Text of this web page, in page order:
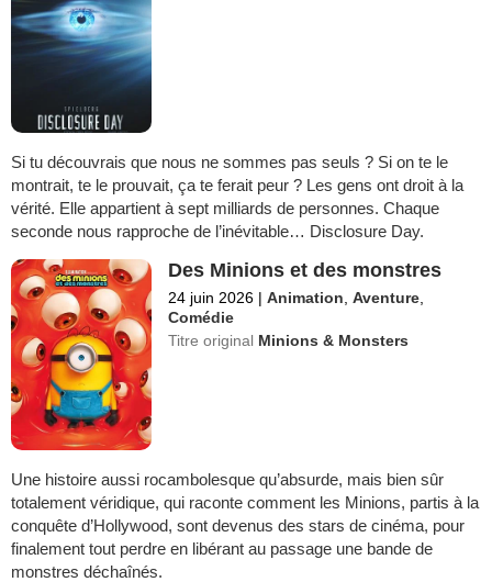
Si tu découvrais que nous ne sommes pas seuls ? Si on te le
montrait, te le prouvait, ça te ferait peur ? Les gens ont droit à la
vérité. Elle appartient à sept milliards de personnes. Chaque
seconde nous rapproche de l’inévitable… Disclosure Day.
Des Minions et des monstres
24 juin 2026 | Animation ,Aventure
Comédie
Titre original Minions & Monsters
Une histoire aussi rocambolesque qu’absurde, mais bien sûr
totalement véridique, qui raconte comment les Minions, partis à la
conquête d’Hollywood, sont devenus des stars de cinéma, pour
finalement tout perdre en libérant au passage une bande de
monstres déchaînés.